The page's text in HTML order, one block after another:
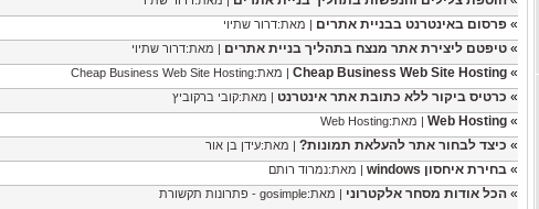
» פרסום באינטרנט בבניית אתרים | מאת:דרור שתיוי
» טיפטם ליצירת אתר מנצח בתהליך בניית אתרים | מאת:דרור שתיוי
»
Cheap Business Web Site Hosting | מאת:Cheap Business Web Site Hosting
» כרטיס ביקור ללא כתובת אתר אינטרנט | מאת:קובי ברקוביץ
»
Web Hosting | מאת:Web Hosting
» כיצד לבחור אתר להעלאת תמונות? | מאת:עידן בן אור
» בחירת איחסון windows | מאת:נמרוד רותם
» הכל אודות מסחר אלקטרוני | מאת:gosimple - פתרונות תקשורת